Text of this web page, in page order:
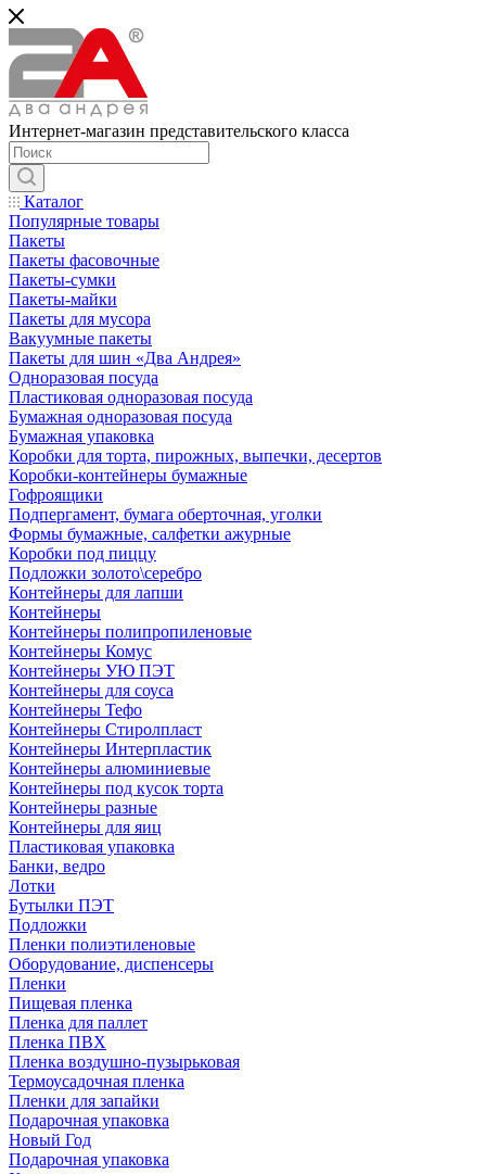
Интернет-магазин представительского класса
Каталог
Популярные товары
Пакеты
Пакеты фасовочные
Пакеты-сумки
Пакеты-майки
Пакеты для мусора
Вакуумные пакеты
Пакеты для шин «Два Андрея»
Одноразовая посуда
Пластиковая одноразовая посуда
Бумажная одноразовая посуда
Бумажная упаковка
Коробки для торта, пирожных, выпечки, десертов
Коробки-контейнеры бумажные
Гофроящики
Подпергамент, бумага оберточная, уголки
Формы бумажные, салфетки ажурные
Коробки под пиццу
Подложки золото\серебро
Контейнеры для лапши
Контейнеры
Контейнеры полипропиленовые
Контейнеры Комус
Контейнеры УЮ ПЭТ
Контейнеры для соуса
Контейнеры Тефо
Контейнеры Стиролпласт
Контейнеры Интерпластик
Контейнеры алюминиевые
Контейнеры под кусок торта
Контейнеры разные
Контейнеры для яиц
Пластиковая упаковка
Банки, ведро
Лотки
Бутылки ПЭТ
Подложки
Пленки полиэтиленовые
Оборудование, диспенсеры
Пленки
Пищевая пленка
Пленка для паллет
Пленка ПВХ
Пленка воздушно-пузырьковая
Термоусадочная пленка
Пленки для запайки
Подарочная упаковка
Новый Год
Подарочная упаковка